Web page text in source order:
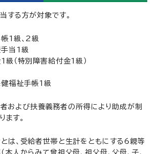
する方が対象です。
1級、2級
当1級
級（特別障害給付金1級）
福祉手帳1級
者および扶養義務者の所得により助成が制
ます。
は、受給者世帯と生計をともにする6親等
本人からみて曾祖父母、祖父母、父母、子、